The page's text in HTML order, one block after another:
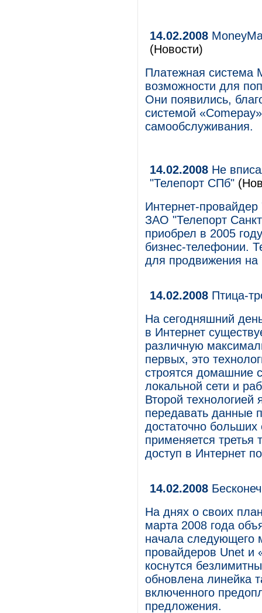
14.02.2008
(Новости)
Платежная система
возможности для
Они появились,
системой
самообслуживания.
14.02.2008 Не
"Телепорт СПб"
Интернет-
ЗАО "Телепорт
приобрел в 2005
бизнес-телефонии.
для продвижения
14.02.2008 Птица-
На сегодняшний
в Интернет
различную
первых, это
строятся домашние
локальной сети и
Второй технологией
передавать данные
достаточно больших
применяется
доступ в Интернет
14.02.2008
На днях о своих
марта 2008 года
начала следующего
провайдеров Unet и
коснутся
обновлена линейка
включенного
предложения.